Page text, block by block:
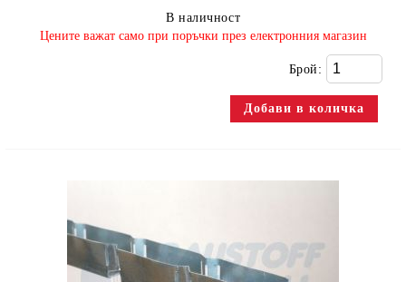
В наличност
​Цените важат само при поръчки през електронния магазин
Брой: